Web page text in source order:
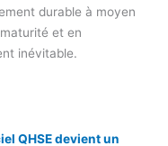
durable à moyen
et en
inévitable.
QHSE devient un